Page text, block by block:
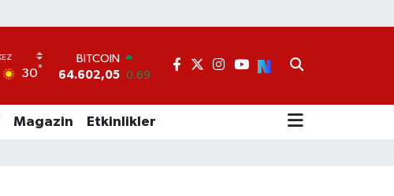
30°
BITCOIN
DOLAR
47,5986 0.06
STERLİN
Magazin Etkinlikler